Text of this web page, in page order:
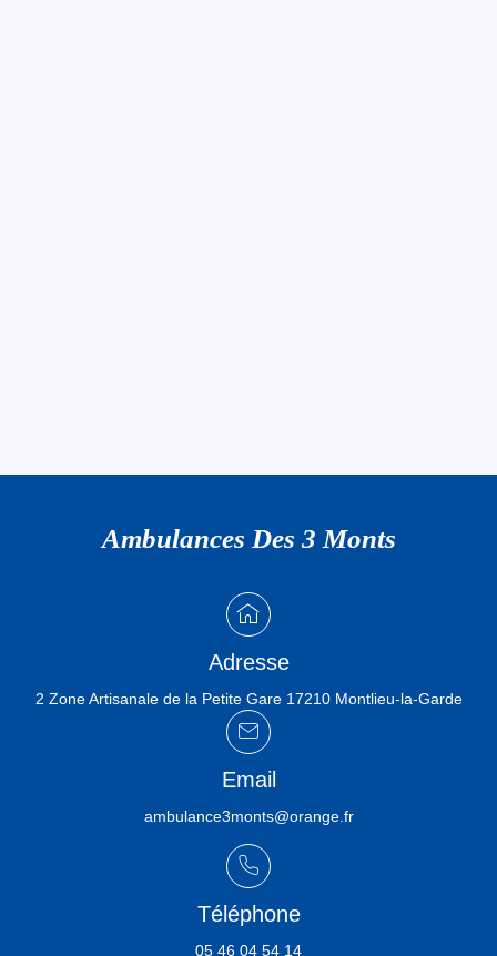
Ambulances Des 3 Monts
Adresse
2 Zone Artisanale de la Petite Gare 17210 Montlieu-la-Garde
Email
ambulance3monts@orange.fr
Téléphone
05 46 04 54 14